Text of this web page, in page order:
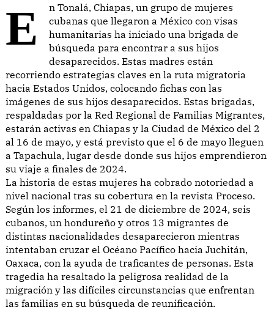
En Tonalá, Chiapas, un grupo de mujeres
cubanas que llegaron a México con visas
humanitarias ha iniciado una brigada de
búsqueda para encontrar a sus hijos
desaparecidos. Estas madres están
recorriendo estrategias claves en la ruta migratoria
hacia Estados Unidos, colocando fichas con las
imágenes de sus hijos desaparecidos. Estas brigadas,
respaldadas por la Red Regional de Familias Migrantes,
estarán activas en Chiapas y la Ciudad de México del 2
al 16 de mayo, y está previsto que el 6 de mayo lleguen
a Tapachula, lugar desde donde sus hijos emprendieron
su viaje a finales de 2024.
La historia de estas mujeres ha cobrado notoriedad a
nivel nacional tras su cobertura en la revista Proceso.
Según los informes, el 21 de diciembre de 2024, seis
cubanos, un hondureño y otros 13 migrantes de
distintas nacionalidades desaparecieron mientras
intentaban cruzar el Océano Pacífico hacia Juchitán,
Oaxaca, con la ayuda de traficantes de personas. Esta
tragedia ha resaltado la peligrosa realidad de la
migración y las difíciles circunstancias que enfrentan
las familias en su búsqueda de reunificación.